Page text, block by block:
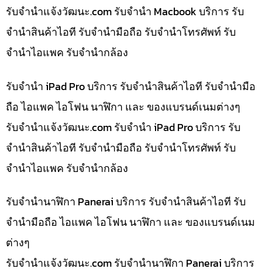
รับจํานําแจ้งวัฒนะ.com รับจำนำ Macbook บริการ รับ
จำนำสินค้าไอที รับจำนำมือถือ รับจำนำโทรศัพท์ รับ
จำนำไอแพค รับจำนำกล้อง
รับจำนำ iPad Pro บริการ รับจำนำสินค้าไอที รับจำนำมือ
ถือ ไอแพค ไอโฟน นาฬิกา และ ของแบรนด์เนมต่างๆ
รับจํานําแจ้งวัฒนะ.com รับจำนำ iPad Pro บริการ รับ
จำนำสินค้าไอที รับจำนำมือถือ รับจำนำโทรศัพท์ รับ
จำนำไอแพค รับจำนำกล้อง
รับจำนำนาฬิกา Panerai บริการ รับจำนำสินค้าไอที รับ
จำนำมือถือ ไอแพค ไอโฟน นาฬิกา และ ของแบรนด์เนม
ต่างๆ
รับจํานําแจ้งวัฒนะ.com รับจำนำนาฬิกา Panerai บริการ